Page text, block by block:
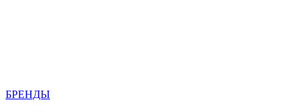
БРЕНДЫ